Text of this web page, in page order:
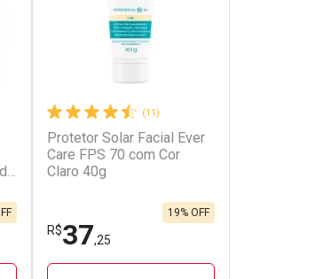
(11)
Protetor Solar Facial Ever
Care FPS 70 com Cor
Claro 40g
R$37,25
19% OFF